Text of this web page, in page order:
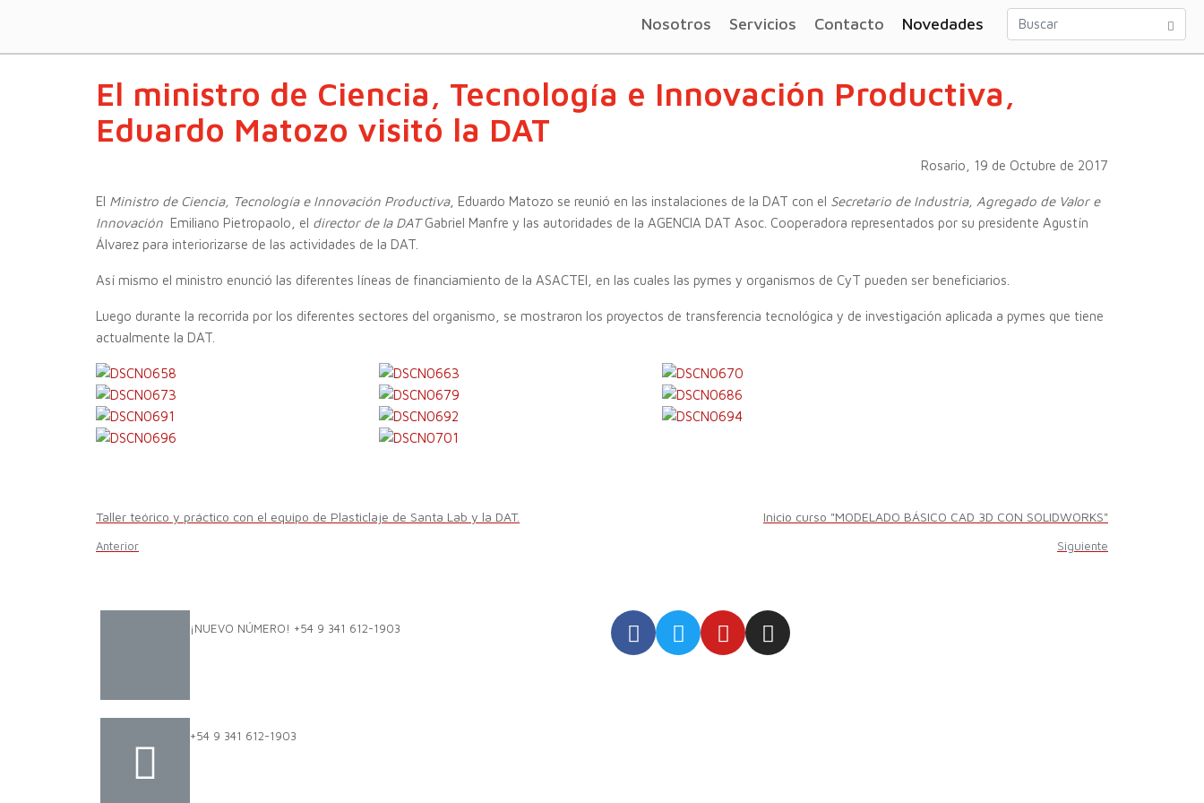
Nosotros Servicios Contacto Novedades
El ministro de Ciencia, Tecnología e Innovación Productiva,
Eduardo Matozo visitó la DAT
Rosario, 19 de Octubre de 2017
El Ministro de Ciencia, Tecnología e Innovación Productiva, Eduardo Matozo se reunió en las instalaciones de la DAT con el Secretario de Industria, Agregado de Valor e
Innovación Emiliano Pietropaolo, el director de la DATGabriel Manfre y las autoridades de la AGENCIA DAT Asoc. Cooperadora representados por su presidente Agustín
Álvarez para interiorizarse de las actividades de la DAT.
Así mismo el ministro enunció las diferentes líneas de financiamiento de la ASACTEI, en las cuales las pymes y organismos de CyT pueden ser beneficiarios.
Luego durante la recorrida por los diferentes sectores del organismo, se mostraron los proyectos de transferencia tecnológica y de investigación aplicada a pymes que tiene
actualmente la DAT.
Taller teórico y práctico con el equipo de Plasticlaje de Santa Lab y la DAT.
Anterior
Inicio curso "MODELADO BÁSICO CAD 3D CON SOLIDWORKS"
Siguiente
¡NUEVO NÚMERO! +54 9 341 612-1903
+54 9 341 612-1903